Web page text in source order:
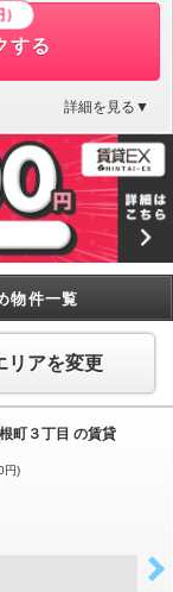
する
詳細を見る▼
物件一覧
リアを変更
町３丁目 の賃貸
円)